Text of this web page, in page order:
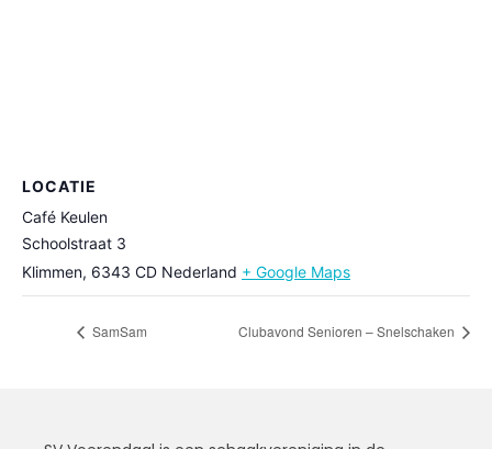
LOCATIE
Café Keulen
Schoolstraat 3
Klimmen, 6343 CD Nederland + Google Maps
SamSam Clubavond Senioren – Snelschaken